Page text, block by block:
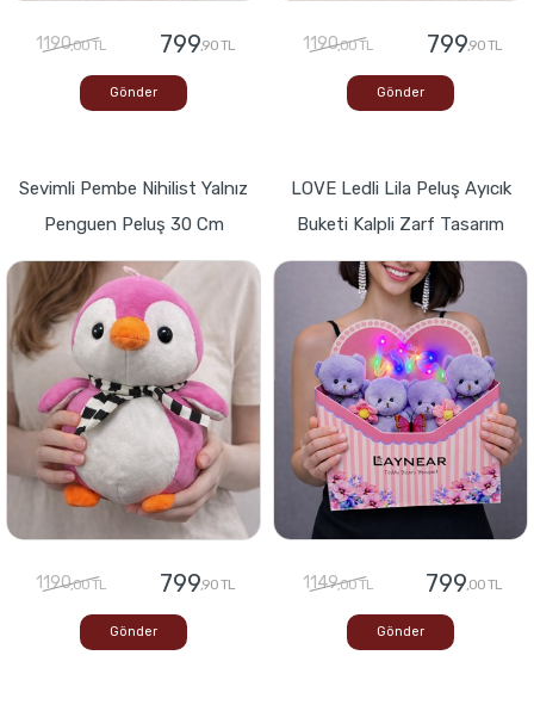
1190,00 TL 799,90 TL
Gönder
1190,00 TL 799,90 TL
Gönder
Sevimli Pembe Nihilist Yalnız
Penguen Peluş 30 Cm
1190,00 TL 799,90 TL
Gönder
LOVE Ledli Lila Peluş Ayıcık
Buketi Kalpli Zarf Tasarım
1149,00 TL 799,00 TL
Gönder